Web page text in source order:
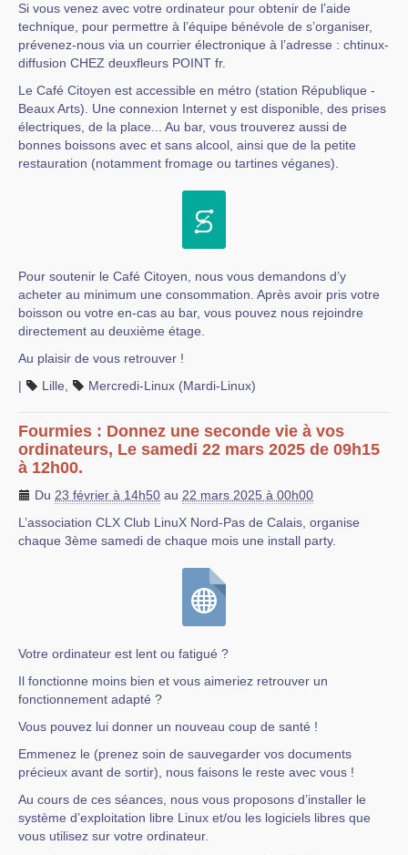
Si vous venez avec votre ordinateur pour obtenir de l’aide
technique, pour permettre à l’équipe bénévole de s’organiser,
prévenez-nous via un courrier électronique à l’adresse : chtinux-
diffusion CHEZ deuxfleurs POINT fr.
Le Café Citoyen est accessible en métro (station République -
Beaux Arts). Une connexion Internet y est disponible, des prises
électriques, de la place... Au bar, vous trouverez aussi de
bonnes boissons avec et sans alcool, ainsi que de la petite
restauration (notamment fromage ou tartines véganes).
Pour soutenir le Café Citoyen, nous vous demandons d’y
acheter au minimum une consommation. Après avoir pris votre
boisson ou votre en-cas au bar, vous pouvez nous rejoindre
directement au deuxième étage.
Au plaisir de vous retrouver !
|
Lille Mercredi-Linux (Mardi-Linux)
Fourmies : Donnez une seconde vie à vos
ordinateurs, Le samedi 22 mars 2025 de 09h15
à 12h00.
Du 23 février à 14h50 au 22 mars 2025 à 00h00
L’association CLX Club LinuX Nord-Pas de Calais, organise
chaque 3ème samedi de chaque mois une install party.
Votre ordinateur est lent ou fatigué ?
Il fonctionne moins bien et vous aimeriez retrouver un
fonctionnement adapté ?
Vous pouvez lui donner un nouveau coup de santé !
Emmenez le (prenez soin de sauvegarder vos documents
précieux avant de sortir), nous faisons le reste avec vous !
Au cours de ces séances, nous vous proposons d’installer le
système d’exploitation libre Linux et/ou les logiciels libres que
vous utilisez sur votre ordinateur.